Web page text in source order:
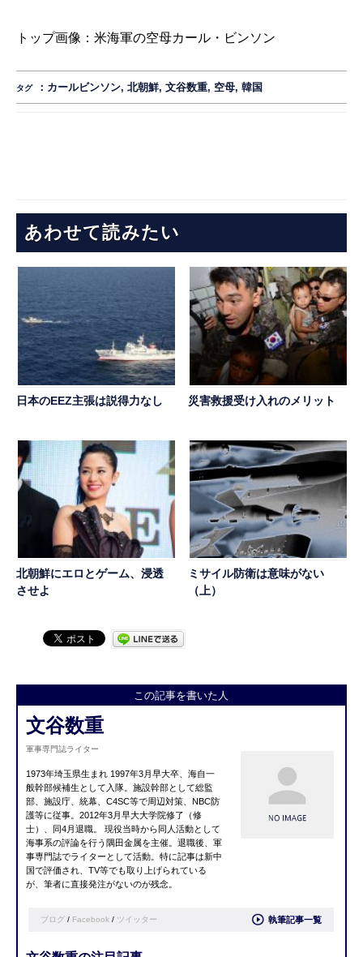
トップ画像：米海軍の空母カール・ビンソン
タグ ： カールビンソン,北朝鮮,文谷数重, 空母,韓国
あわせて読みたい
日本のEEZ主張は説得力なし 災害救援受け入れのメリット
北朝鮮にエロとゲーム、浸透
させよ
ミサイル防衛は意味がない
（上）
この記事を書いた人
文谷数重
軍事専門誌ライター
1973年埼玉県生まれ 1997年3月早大卒、海自一
般幹部候補生として入隊。施設幹部として総監
部、施設庁、統幕、C4SC等で周辺対策、NBC防
護等に従事。2012年3月早大大学院修了（修
士）、同4月退職。 現役当時から同人活動として
海事系の評論を行う隅田金属を主催。退職後、軍
事専門誌でライターとして活動。特に記事は新中
国で評価され、TV等でも取り上げられている
が、筆者に直接発注がないのが残念。
ブログ / Facebook / ツイッター 執筆記事一覧